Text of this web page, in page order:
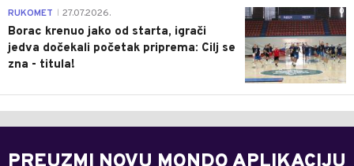
0
RUKOMET 27.07.2026.
Borac krenuo jako od starta, igrači
jedva dočekali početak priprema: Cilj se
zna - titula!